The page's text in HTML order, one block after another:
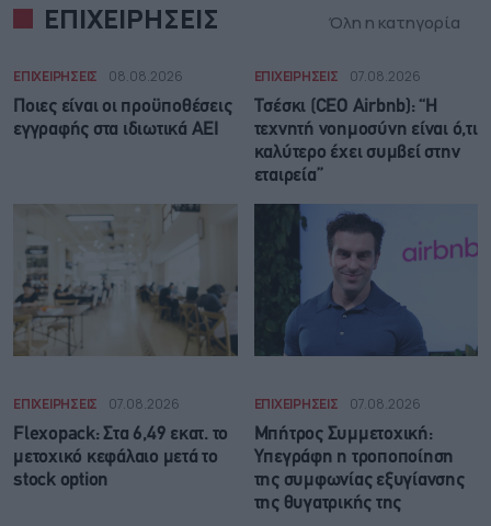
ΕΠΙΧΕΙΡΗΣΕΙΣ Όλη η κατηγορία
ΕΠΙΧΕΙΡΗΣΕΙΣ 08.08.2026
Ποιες είναι οι προϋποθέσεις
εγγραφής στα ιδιωτικά ΑΕΙ
ΕΠΙΧΕΙΡΗΣΕΙΣ 07.08.2026
Τσέσκι (CEO Airbnb): “Η
τεχνητή νοημοσύνη είναι ό,τι
καλύτερο έχει συμβεί στην
εταιρεία”
ΕΠΙΧΕΙΡΗΣΕΙΣ 07.08.2026
Flexopack: Στα 6,49 εκατ. το
μετοχικό κεφάλαιο μετά το
stock option
ΕΠΙΧΕΙΡΗΣΕΙΣ 07.08.2026
Μπήτρος Συμμετοχική:
Υπεγράφη η τροποποίηση
της συμφωνίας εξυγίανσης
της θυγατρικής της